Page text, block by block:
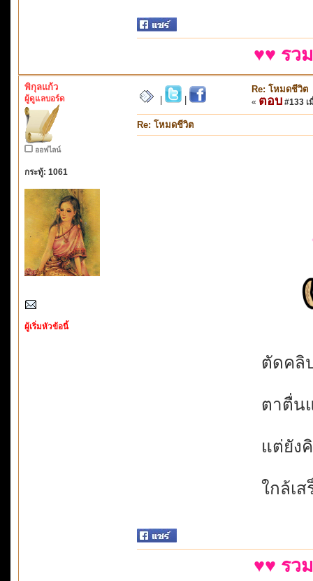
♥♥ รว
พิกุลแก้ว
ผู้ดูแลบอร์ด
ออฟไลน์
กระทู้: 1061
ผู้เริ่มหัวข้อนี้
Re: โหมดชีวิต
« ตอบ #133 เ
Re: โหมดชีวิต
ตัดคลิ
ตาตื่น
แต่ยัง
ใกล้เ
♥♥ รว